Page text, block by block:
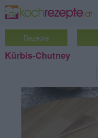
Rezepte
Kürbis-Chutney